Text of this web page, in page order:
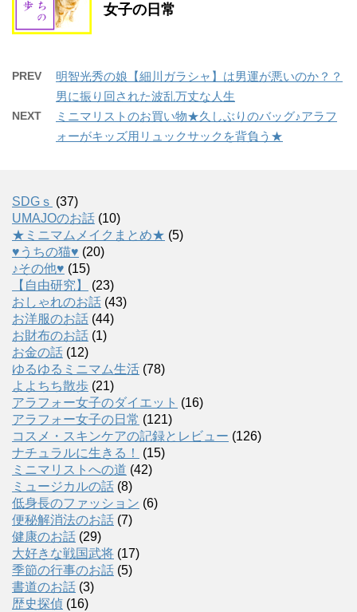
女子の日常
PREV
明智光秀の娘【細川ガラシャ】は男運が悪いのか？？
男に振り回された波乱万丈な人生
NEXT
ミニマリストのお買い物★久しぶりのバッグ♪アラフ
ォーがキッズ用リュックサックを背負う★
SDGｓ (37)
UMAJOのお話 (10)
★ミニマムメイクまとめ★ (5)
♥うちの猫♥ (20)
♪その他♥ (15)
【自由研究】
(23)
おしゃれのお話 (43)
お洋服のお話 (44)
お財布のお話 (1)
お金の話 (12)
ゆるゆるミニマム生活 (78)
よよちち散歩 (21)
アラフォー女子のダイエット (16)
アラフォー女子の日常 (121)
コスメ・スキンケアの記録とレビュー (126)
ナチュラルに生きる！
(15)
ミニマリストへの道 (42)
ミュージカルの話 (8)
低身長のファッション (6)
便秘解消法のお話 (7)
健康のお話 (29)
大好きな戦国武将 (17)
季節の行事のお話 (5)
書道のお話 (3)
歴史探偵 (16)